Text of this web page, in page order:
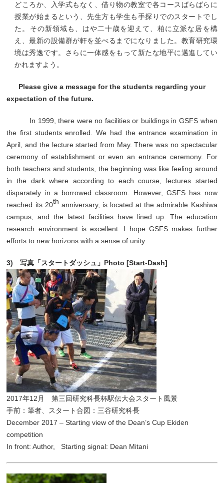
どころか、入学式もなく、借り物の教室で各コースばらばらに
授業が始まるという、先生方も学生も手探りでのスタートでし
た。その新領域も、はや二十歳を迎えて、柏に立派な居を構
え、最新の設備群が軒を並べるまでになりました。教育研究環
境は秀逸です。さらに一体感をもって新たな地平に邁進してい
かれますよう。
Please give a message for the students regarding your
expectation of the future.
In 1999, there were no facilities or buildings in GSFS when
the first students enrolled. We had the entrance examination in
April, and the lecture started from May. There was no spectacular
ceremony of establishment or even an entrance ceremony. For
both teachers and students, the beginning was like feeling around
in the dark where according to each course, lectures started
disparately in a borrowed classroom. However, GSFS has now
reached its 20th anniversary, is located at the admirable Kashiwa
campus, and the latest facilities have lined up. The education
research environment is excellent. I hope GSFS makes further
efforts to new horizons with a sense of unity.
3) 写真「スタートダッシュ」Photo [Start-Dash]
2017年12月 第三回研究科長杯駅伝大会スタート風景
手前：筆者、スタート合図：三谷研究科長
December 2017 – Starting view of the Dean’s Cup Ekiden
competition
In front: Author, Starting signal: Dean Mitani